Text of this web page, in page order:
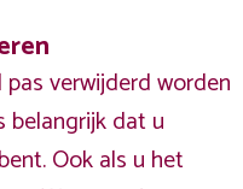
verwijderd worden
belangrijk dat u
Ook als u het